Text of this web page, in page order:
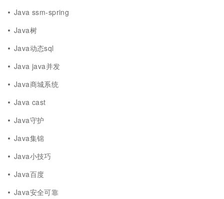
Java ssm-spring
Java树
Java动态sql
Java java并发
Java商城系统
Java cast
Java守护
Java集锦
Java小技巧
Java百度
Java安全可靠